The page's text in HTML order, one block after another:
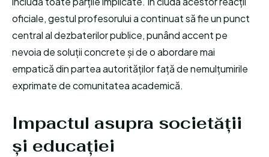
oficiale, gestul profesorului a continuat să fie un punct
central al dezbaterilor publice, punând accent pe
nevoia de soluții concrete și de o abordare mai
empatică din partea autorităților față de nemulțumirile
exprimate de comunitatea academică.
Impactul asupra societății
și educației